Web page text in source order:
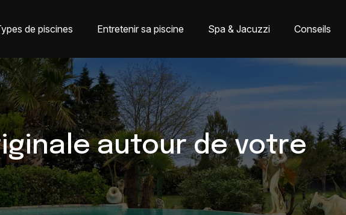
de piscines Entretenir sa piscine Spa & Jacuzzi Conseils
autour de votre